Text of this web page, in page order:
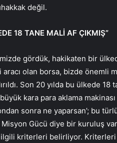
değil.
18 TANE MALİ AF ÇIKMIŞ”
gördük, hakikaten bir
olan borsa, bizde önemli
Son 20 yılda bu ülkede 18
kara para aklama
sonra ne yaparsan’; bu
Gücü diye bir kuruluş
ilgili kriterleri belirliyor.